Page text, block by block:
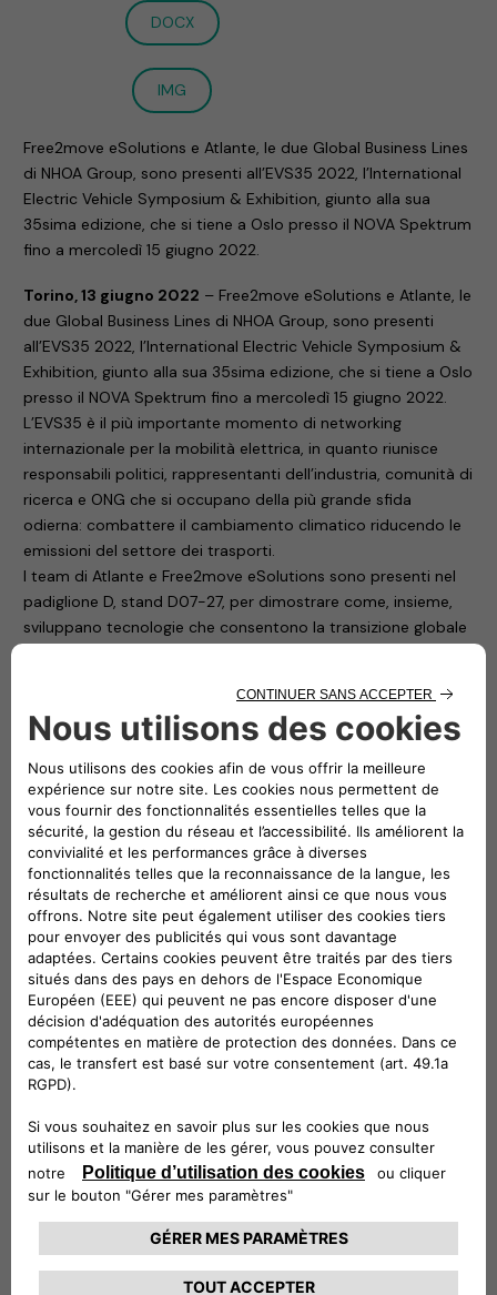
DOCX
IMG
Free2move eSolutions e Atlante, le due Global Business Lines
di NHOA Group, sono presenti all’EVS35 2022, l’International
Electric Vehicle Symposium & Exhibition, giunto alla sua
35sima edizione, che si tiene a Oslo presso il NOVA Spektrum
fino a mercoledì 15 giugno 2022.
Torino, 13 giugno 2022 – Free2move eSolutions e Atlante, le
due Global Business Lines di NHOA Group, sono presenti
all’EVS35 2022, l’International Electric Vehicle Symposium &
Exhibition, giunto alla sua 35sima edizione, che si tiene a Oslo
presso il NOVA Spektrum fino a mercoledì 15 giugno 2022.
L’EVS35 è il più importante momento di networking
internazionale per la mobilità elettrica, in quanto riunisce
responsabili politici, rappresentanti dell’industria, comunità di
ricerca e ONG che si occupano della più grande sfida
odierna: combattere il cambiamento climatico riducendo le
emissioni del settore dei trasporti.
I team di Atlante e Free2move eSolutions sono presenti nel
padiglione D, stand D07-27, per dimostrare come, insieme,
sviluppano tecnologie che consentono la transizione globale
Free2move eSolutions, la joint venture tra Stellantis – quarta
nell’accumulo di energia, presenta le stazioni di ricarica
eProWallbox ed ePublic. eProWallbox è una famiglia flessibile
e connessa di dispositivi di ricarica, in grado di erogare fino a
20 kW, adatta alle esigenze di privati, flotte e gestori di
parcheggi: può essere controllata anche da remoto per
conoscere in ogni momento il livello di ricarica. ePublic invece
è la soluzione pratica per ricaricare fino a due veicoli
contemporaneamente con una potenza massima di 44 kW.
Ideale nei parcheggi pubblici o ad accesso riservato, è
resistente a tutte le condizioni atmosferiche e alle
manomissioni, ed è dotata di un contatore certificato MID
(Measuring Instruments Directive) per utilizzare i dati di
consumo a fini fiscali. Il team eSolutions è a disposizione per
completo cambiamento di paradigma che rende i veicoli
elettrici una preziosa fonte di flessibilità per la rete elettrica.
Atlante
Atlante sta sviluppando la più grande rete di ricarica veloce e
ultraveloce per veicoli elettrici dell’Europa meridionale (Italia,
Francia, Spagna e Portogallo), alimentata da fonti rinnovabili